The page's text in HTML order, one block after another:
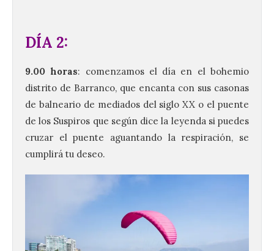
DÍA 2:
9.00 horas: comenzamos el día en el bohemio
distrito de Barranco, que encanta con sus casonas
de balneario de mediados del siglo XX o el puente
de los Suspiros que según dice la leyenda si puedes
cruzar el puente aguantando la respiración, se
cumplirá tu deseo.